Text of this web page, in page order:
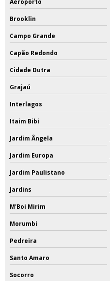
Aeroporto
Brooklin
Campo Grande
Capão Redondo
Cidade Dutra
Grajaú
Interlagos
Itaim Bibi
Jardim Ângela
Jardim Europa
Jardim Paulistano
Jardins
M'Boi Mirim
Morumbi
Pedreira
Santo Amaro
Socorro